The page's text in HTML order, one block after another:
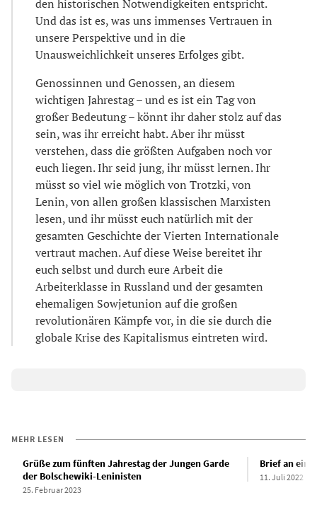
den historischen Notwendigkeiten entspricht.
Und das ist es, was uns immenses Vertrauen in
unsere Perspektive und in die
Unausweichlichkeit unseres Erfolges gibt.
Genossinnen und Genossen, an diesem
wichtigen Jahrestag – und es ist ein Tag von
großer Bedeutung – könnt ihr daher stolz auf das
sein, was ihr erreicht habt. Aber ihr müsst
verstehen, dass die größten Aufgaben noch vor
euch liegen. Ihr seid jung, ihr müsst lernen. Ihr
müsst so viel wie möglich von Trotzki, von
Lenin, von allen großen klassischen Marxisten
lesen, und ihr müsst euch natürlich mit der
gesamten Geschichte der Vierten Internationale
vertraut machen. Auf diese Weise bereitet ihr
euch selbst und durch eure Arbeit die
Arbeiterklasse in Russland und der gesamten
ehemaligen Sowjetunion auf die großen
revolutionären Kämpfe vor, in die sie durch die
globale Krise des Kapitalismus eintreten wird.
MEHR LESEN
Grüße zum fünften Jahrestag der Jungen Garde
der Bolschewiki-Leninisten
25. Februar 2023
Brief an
11. Juli 2022